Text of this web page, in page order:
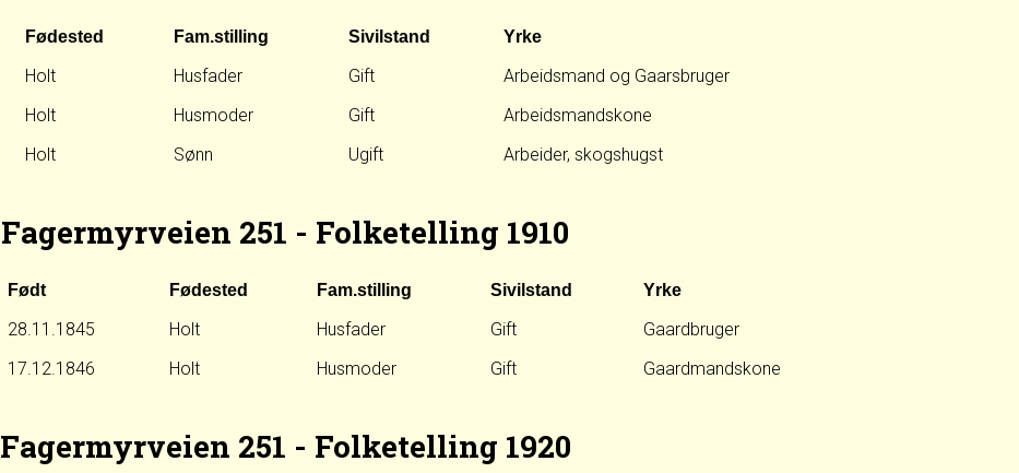
Fødested Fam.stilling Sivilstand Yrke
Holt Husfader Gift
Arbeidsmand og Gaarsbruger
Holt Husmoder Gift
Arbeidsmandskone
Holt Sønn Ugift Arbeider, skogshugst
Fagermyrveien 251 - Folketelling 1910
Født Fødested Fam.stilling Sivilstand Yrke
28.11.1845 Holt Husfader Gift
Gaardbruger
17.12.1846 Holt Husmoder Gift Gaardmandskone
Fagermyrveien 251 - Folketelling 1920